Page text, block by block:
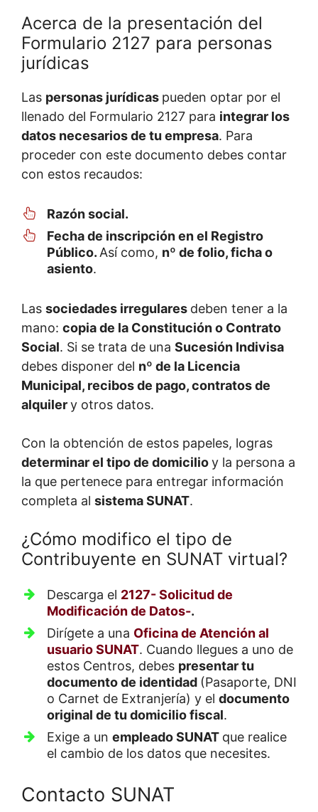
Acerca de la presentación del
Formulario 2127 para personas
jurídicas
Las personas jurídicas pueden optar por el
llenado del Formulario 2127 para integrar los
datos necesarios de tu empresa. Para
proceder con este documento debes contar
con estos recaudos:
Razón social.
Fecha de inscripción en el Registro
Público. Así como, nº de folio, ficha o
asiento.
Las sociedades irregulares deben tener a la
mano: copia de la Constitución o Contrato
Social. Si se trata de una Sucesión Indivisa
debes disponer del nº de la Licencia
Municipal, recibos de pago, contratos de
alquilery otros datos.
Con la obtención de estos papeles, logras
determinar el tipo de domicilioy la persona a
la que pertenece para entregar información
completa al sistema SUNAT.
¿Cómo modifico el tipo de
Contribuyente en SUNAT virtual?
Descarga el 2127- Solicitud de
Modificación de Datos-.
Dirígete a una Oficina de Atención al
usuario SUNAT. Cuando llegues a uno de
estos Centros, debes presentar tu
documento de identidad (Pasaporte, DNI
o Carnet de Extranjería) y el documento
original de tu domicilio fiscal.
Exige a un empleado SUNAT que realice
el cambio de los datos que necesites.
Contacto SUNAT